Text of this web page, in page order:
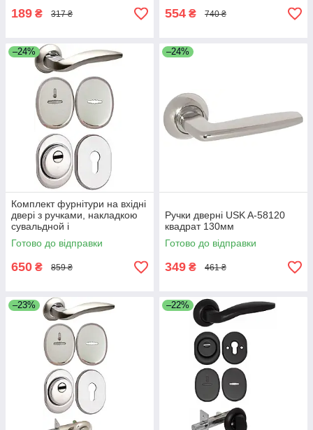
189 ₴ 317 ₴ 554 ₴ 740 ₴
–24%
Комплект фурнітури на вхідні
двері з ручками, накладкою
сувальдной і
броненакладкою під циліндр,
Нікель
Готово до відправки
650 ₴ 859 ₴
–24%
Ручки дверні USK A-58120
квадрат 130мм
Готово до відправки
349 ₴ 461 ₴
–23% –22%